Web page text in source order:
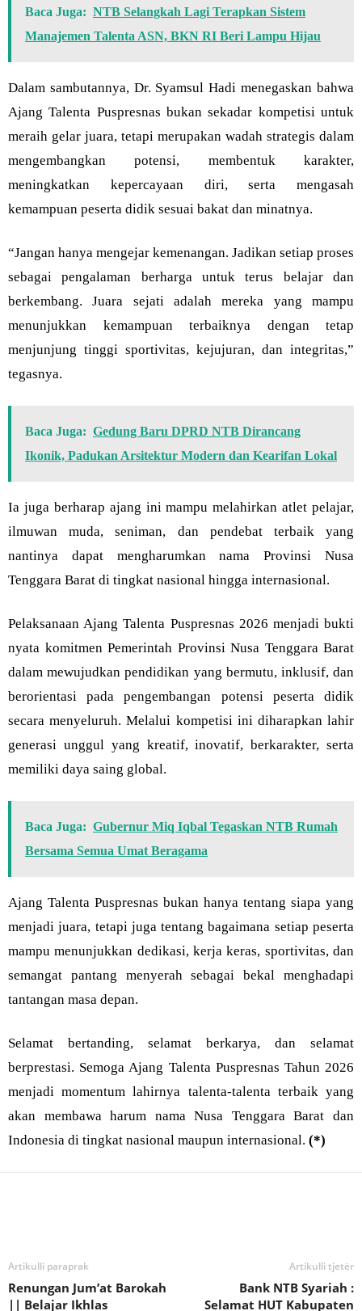
Baca Juga: NTB Selangkah Lagi Terapkan Sistem
Manajemen Talenta ASN, BKN RI Beri Lampu Hijau
Dalam sambutannya, Dr. Syamsul Hadi menegaskan bahwa
Ajang Talenta Puspresnas bukan sekadar kompetisi untuk
meraih gelar juara, tetapi merupakan wadah strategis dalam
mengembangkan potensi, membentuk karakter,
meningkatkan kepercayaan diri, serta mengasah
kemampuan peserta didik sesuai bakat dan minatnya.
“Jangan hanya mengejar kemenangan. Jadikan setiap proses
sebagai pengalaman berharga untuk terus belajar dan
berkembang. Juara sejati adalah mereka yang mampu
menunjukkan kemampuan terbaiknya dengan tetap
menjunjung tinggi sportivitas, kejujuran, dan integritas,”
tegasnya.
Baca Juga: Gedung Baru DPRD NTB Dirancang
Ikonik, Padukan Arsitektur Modern dan Kearifan Lokal
Ia juga berharap ajang ini mampu melahirkan atlet pelajar,
ilmuwan muda, seniman, dan pendebat terbaik yang
nantinya dapat mengharumkan nama Provinsi Nusa
Tenggara Barat di tingkat nasional hingga internasional.
Pelaksanaan Ajang Talenta Puspresnas 2026 menjadi bukti
nyata komitmen Pemerintah Provinsi Nusa Tenggara Barat
dalam mewujudkan pendidikan yang bermutu, inklusif, dan
berorientasi pada pengembangan potensi peserta didik
secara menyeluruh. Melalui kompetisi ini diharapkan lahir
generasi unggul yang kreatif, inovatif, berkarakter, serta
memiliki daya saing global.
Baca Juga: Gubernur Miq Iqbal Tegaskan NTB Rumah
Bersama Semua Umat Beragama
Ajang Talenta Puspresnas bukan hanya tentang siapa yang
menjadi juara, tetapi juga tentang bagaimana setiap peserta
mampu menunjukkan dedikasi, kerja keras, sportivitas, dan
semangat pantang menyerah sebagai bekal menghadapi
tantangan masa depan.
Selamat bertanding, selamat berkarya, dan selamat
berprestasi. Semoga Ajang Talenta Puspresnas Tahun 2026
menjadi momentum lahirnya talenta-talenta terbaik yang
akan membawa harum nama Nusa Tenggara Barat dan
Indonesia di tingkat nasional maupun internasional. (*)
Artikulli paraprak
Renungan Jum’at Barokah
|| Belajar Ikhlas
Artikulli tjetër
Bank NTB Syariah :
Selamat HUT Kabupaten